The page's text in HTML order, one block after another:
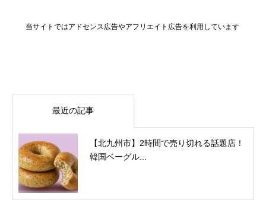
当サイトではアドセンス広告やアフリエイト広告を利用しています
最近の記事
【北九州市】2時間で売り切れる話題店！
韓国ベーグル...